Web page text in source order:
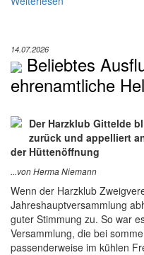
14.07.2026
Beliebtes
ehrenamtliche
Der Harzklub Gittelde
zurück und appelliert
der Hüttenöffnung
...von Herma Niemann
Wenn der Harzklub
Jahreshauptversammlung
guter Stimmung zu. So war
Versammlung, die bei
passenderweise im kühlen